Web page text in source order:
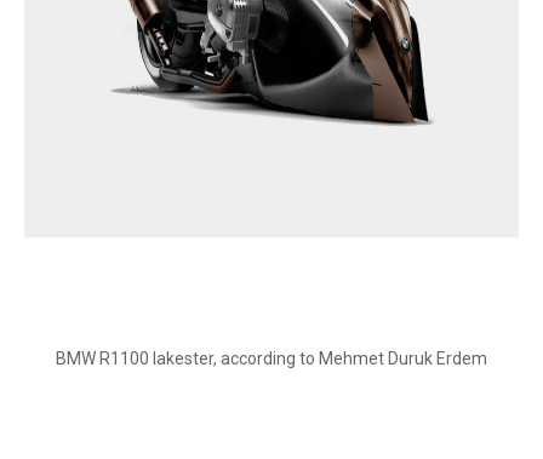
BMW R1100 lakester, according to Mehmet Duruk Erdem